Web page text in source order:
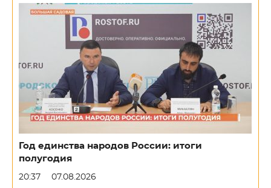
Год единства народов России: итоги
полугодия
20:37 07.08.2026